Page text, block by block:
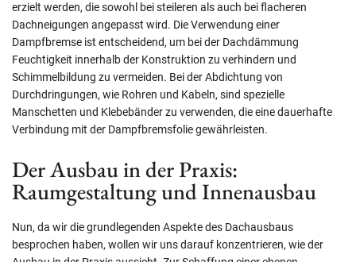
erzielt werden, die sowohl bei steileren als auch bei flacheren
Dachneigungen angepasst wird. Die Verwendung einer
Dampfbremse ist entscheidend, um bei der Dachdämmung
Feuchtigkeit innerhalb der Konstruktion zu verhindern und
Schimmelbildung zu vermeiden. Bei der Abdichtung von
Durchdringungen, wie Rohren und Kabeln, sind spezielle
Manschetten und Klebebänder zu verwenden, die eine dauerhafte
Verbindung mit der Dampfbremsfolie gewährleisten.
Der Ausbau in der Praxis:
Raumgestaltung und Innenausbau
Nun, da wir die grundlegenden Aspekte des Dachausbaus
besprochen haben, wollen wir uns darauf konzentrieren, wie der